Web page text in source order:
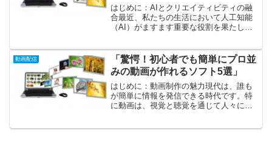
はじめに：AIとクリエイティビティの融
合最近、私たちの生活において人工知能
（AI）がますます重要な役割を果たして
吹き込むもので、これまでの枠を超えた
多彩な表現が...
動画配信
「驚愕！初心者でも簡単にプロ並
みの動画が作れるソフト5選」
はじめに：動画制作の魅力現代は、誰も
が簡単に情報を発信できる時代です。特
に動画は、視覚と聴覚を通じて人々に強